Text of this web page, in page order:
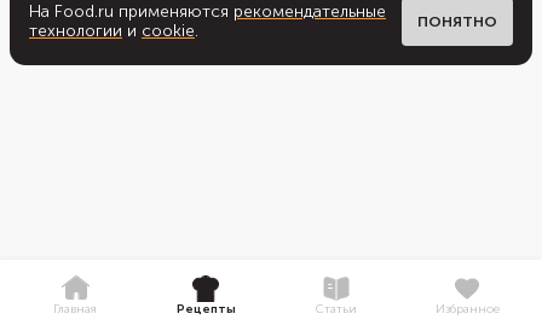
На Food.ru применяются рекомендательные
технологии и cookie. ПОНЯТНО
Главная Рецепты Статьи Избранное